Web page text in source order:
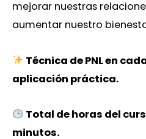
mejorar nuestras
aumentar nuestro
Técnica de PNL en
aplicación práctica.
Total de horas del
minutos.